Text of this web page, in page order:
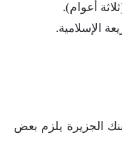
الإسلامية.
الجزيرة يلزم بعض